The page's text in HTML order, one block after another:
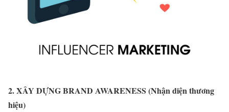
2. XÂY DỰNG BRAND AWARENESS (Nhận diện thương
hiệu)